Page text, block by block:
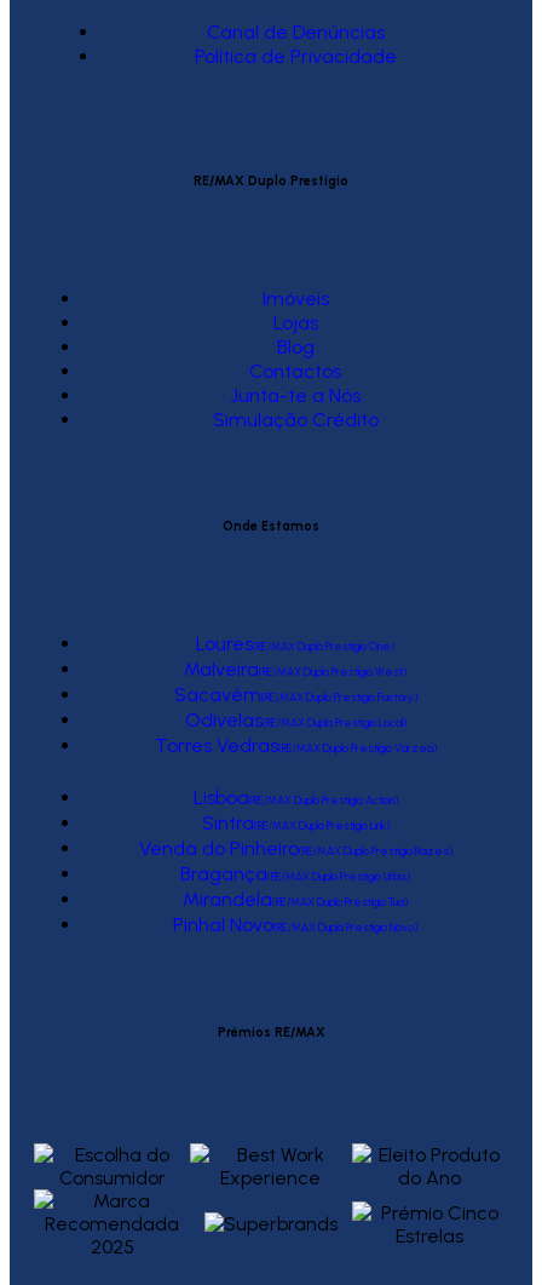
Canal de Denúncias
Política de Privacidade
RE/MAX Duplo Prestígio
Imóveis
Lojas
Blog
Contactos
Junta-te a Nós
Simulação Crédito
Onde Estamos
Loures(RE/MAX Duplo Prestígio One)
Malveira(RE/MAX Duplo Prestígio West)
Sacavém(RE/MAX Duplo Prestígio Factory)
Odivelas(RE/MAX Duplo Prestígio Local)
Torres Vedras(RE/MAX Duplo Prestígio Várzea)
Lisboa(RE/MAX Duplo Prestígio Action)
Sintra(RE/MAX Duplo Prestígio Link)
Venda do Pinheiro(RE/MAX Duplo Prestígio Raízes)
Bragança(RE/MAX Duplo Prestígio Urbis)
Mirandela(RE/MAX Duplo Prestígio Tua)
Pinhal Novo(RE/MAX Duplo Prestígio Novo)
Prémios RE/MAX